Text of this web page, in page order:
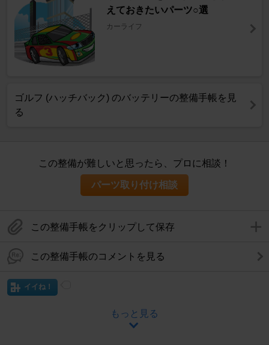
えておきたいパーツ○選
カーライフ
ゴルフ (ハッチバック) のバッテリーの整備手帳を見
る
この整備が難しいと思ったら、プロに相談！
パーツ取り付け相談
この整備手帳をクリップして保存
この整備手帳のコメントを見る
イイね！
もっと見る